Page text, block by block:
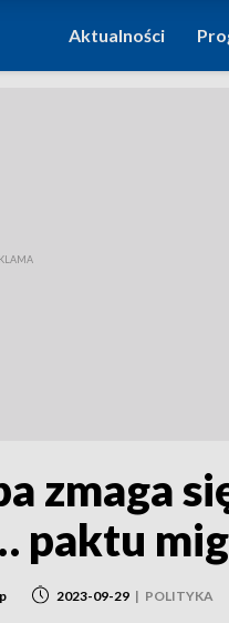
DO
Aktualności
zmaga
paktu
2023-09-29 | POLITYKA